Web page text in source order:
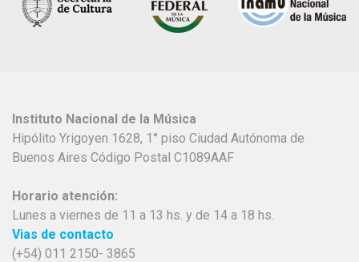
Instituto Nacional de la Música
Hipólito Yrigoyen 1628, 1° piso Ciudad Autónoma de
Buenos Aires Código Postal C1089AAF
Horario atención:
Lunes a viernes de 11 a 13 hs. y de 14 a 18 hs.
Vias de contacto
(+54) 011 2150- 3865